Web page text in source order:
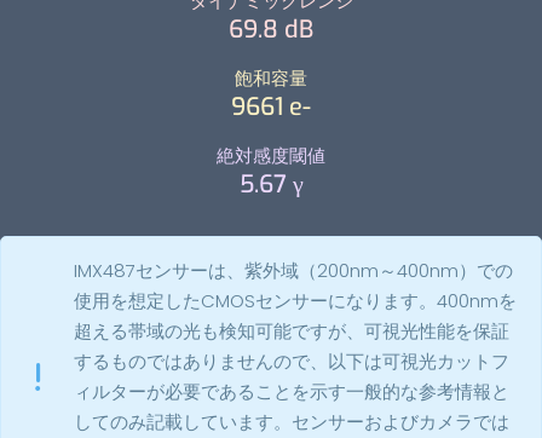
69.8 dB
飽和容量
9661 e-
絶対感度閾値
5.67 γ
IMX487センサーは、紫外域（200nm～400nm）での
使用を想定したCMOSセンサーになります。400nmを
超える帯域の光も検知可能ですが、可視光性能を保証
するものではありませんので、以下は可視光カットフ
ィルターが必要であることを示す一般的な参考情報と
してのみ記載しています。センサーおよびカメラでは